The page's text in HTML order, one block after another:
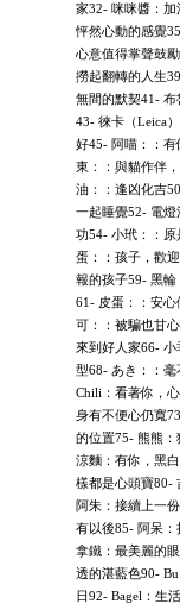
家32- 咪咪醬：加
怦然心動的感覺
心意值得掌聲鼓
撈起翻轉的人生
無間的默契41-
43- 徠卡（Leica
好45- 阿喵：：
東：：與貓作伴
油：：逢凶化吉
一起睡覺52- 電
功54- 小玳：：
蛋：：孩子，歡
報的孩子59- 黑
61- 皮蛋：：安
可：：被騙也甘
來到好人家66-
型68- あき：：
Chili：看著你，
身有不便心仍寬
的位置75- 熊熊
涼麵：有你，黑
樣都是心頭寶80-
阿朱：接續上一
有以後85- 阿呆
拿鐵：最美麗的
透的湛藍色90-
日92- Bagel：生